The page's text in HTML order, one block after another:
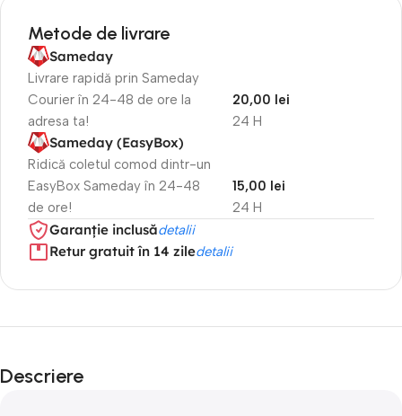
Metode de livrare
Sameday
Livrare rapidă prin Sameday
Courier în 24-48 de ore la
adresa ta!
24 H
20,00 lei
Sameday (EasyBox)
Ridică coletul comod dintr-un
EasyBox Sameday în 24-48
de ore!
24 H
15,00 lei
Garanție inclusădetalii
Retur gratuit în 14 ziledetalii
Descriere